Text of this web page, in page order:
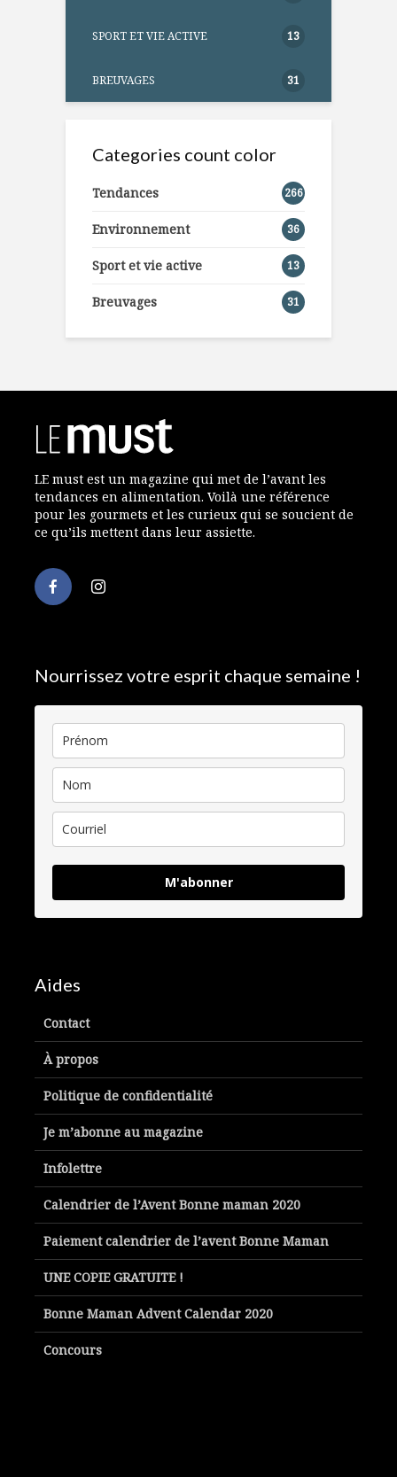
SPORT ET VIE ACTIVE 13
BREUVAGES 31
Categories count color
Tendances 266
Environnement 36
Sport et vie active 13
Breuvages 31
LE must est un magazine qui met de l’avant les
tendances en alimentation. Voilà une référence
pour les gourmets et les curieux qui se soucient de
ce qu’ils mettent dans leur assiette.
Nourrissez votre esprit chaque semaine !
M'abonner
Aides
Contact
À propos
Politique de confidentialité
Je m’abonne au magazine
Infolettre
Calendrier de l’Avent Bonne maman 2020
Paiement calendrier de l’avent Bonne Maman
UNE COPIE GRATUITE !
Bonne Maman Advent Calendar 2020
Concours